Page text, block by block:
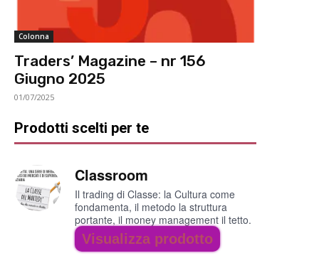
Colonna
Traders’ Magazine – nr 156
Giugno 2025
01/07/2025
Prodotti scelti per te
Classroom
Il trading di Classe: la Cultura come
fondamenta, il metodo la struttura
portante, il money management il tetto.
Visualizza prodotto